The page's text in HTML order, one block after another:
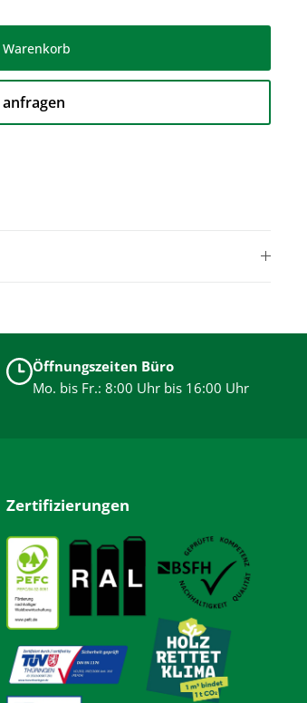
anfragen
Öffnungszeiten Büro
Mo. bis Fr.: 8:00 Uhr bis 16:00 Uhr
Zertifizierungen